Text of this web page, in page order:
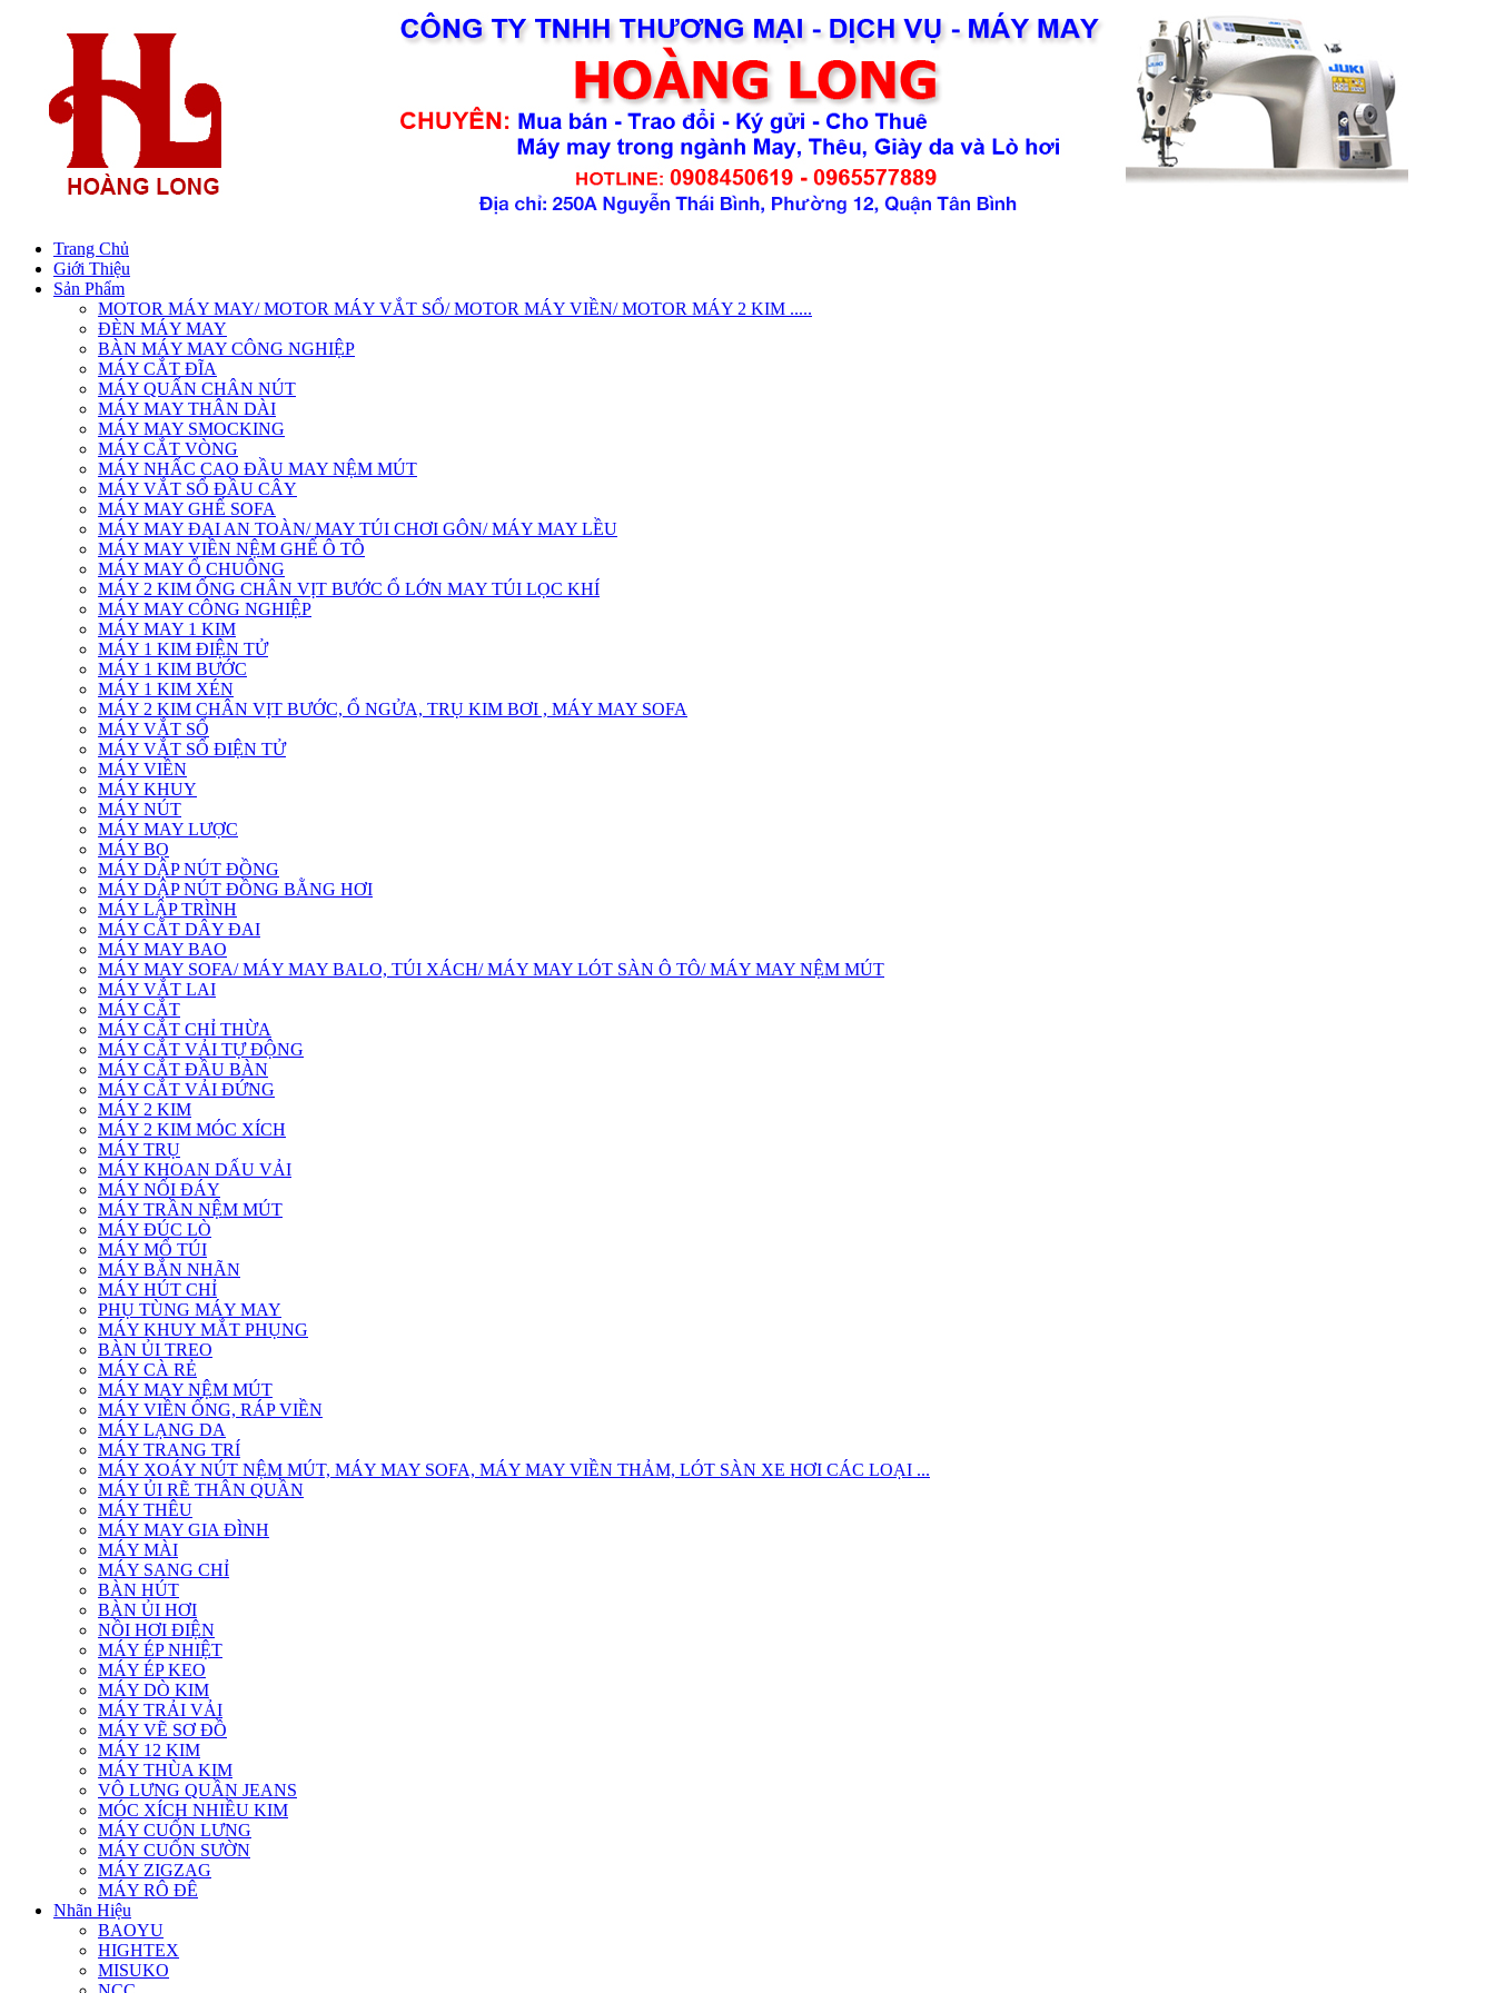
Trang Chủ
Giới Thiệu
Sản Phẩm
MOTOR MÁY MAY/ MOTOR MÁY VẮT SỔ/ MOTOR MÁY VIỀN/ MOTOR MÁY 2 KIM .....
ĐÈN MÁY MAY
BÀN MÁY MAY CÔNG NGHIỆP
MÁY CẮT ĐĨA
MÁY QUẤN CHÂN NÚT
MÁY MAY THÂN DÀI
MÁY MAY SMOCKING
MÁY CẮT VÒNG
MÁY NHẤC CAO ĐẦU MAY NỆM MÚT
MÁY VẮT SỔ ĐẦU CÂY
MÁY MAY GHẾ SOFA
MÁY MAY ĐAI AN TOÀN/ MAY TÚI CHƠI GÔN/ MÁY MAY LỀU
MÁY MAY VIỀN NỆM GHẾ Ô TÔ
MÁY MAY Ổ CHUÔNG
MÁY 2 KIM ỐNG CHÂN VỊT BƯỚC Ổ LỚN MAY TÚI LỌC KHÍ
MÁY MAY CÔNG NGHIỆP
MÁY MAY 1 KIM
MÁY 1 KIM ĐIỆN TỬ
MÁY 1 KIM BƯỚC
MÁY 1 KIM XÉN
MÁY 2 KIM CHÂN VỊT BƯỚC, Ổ NGỬA, TRỤ KIM BƠI , MÁY MAY SOFA
MÁY VẮT SỔ
MÁY VẮT SỔ ĐIỆN TỬ
MÁY VIỀN
MÁY KHUY
MÁY NÚT
MÁY MAY LƯỢC
MÁY BỌ
MÁY DẬP NÚT ĐỒNG
MÁY DẬP NÚT ĐỒNG BẰNG HƠI
MÁY LẬP TRÌNH
MÁY CẮT DÂY ĐAI
MÁY MAY BAO
MÁY MAY SOFA/ MÁY MAY BALO, TÚI XÁCH/ MÁY MAY LÓT SÀN Ô TÔ/ MÁY MAY NỆM MÚT
MÁY VẮT LAI
MÁY CẮT
MÁY CẮT CHỈ THỪA
MÁY CẮT VẢI TỰ ĐỘNG
MÁY CẮT ĐẦU BÀN
MÁY CẮT VẢI ĐỨNG
MÁY 2 KIM
MÁY 2 KIM MÓC XÍCH
MÁY TRỤ
MÁY KHOAN DẤU VẢI
MÁY NỐI ĐÁY
MÁY TRẦN NỆM MÚT
MÁY ĐÚC LÒ
MÁY MỔ TÚI
MÁY BẮN NHÃN
MÁY HÚT CHỈ
PHỤ TÙNG MÁY MAY
MÁY KHUY MẮT PHỤNG
BÀN ỦI TREO
MÁY CÀ RẺ
MÁY MAY NỆM MÚT
MÁY VIỀN ỐNG, RÁP VIỀN
MÁY LẠNG DA
MÁY TRANG TRÍ
MÁY XOÁY NÚT NỆM MÚT, MÁY MAY SOFA, MÁY MAY VIỀN THẢM, LÓT SÀN XE HƠI CÁC LOẠI ...
MÁY ỦI RẼ THÂN QUẦN
MÁY THÊU
MÁY MAY GIA ĐÌNH
MÁY MÀI
MÁY SANG CHỈ
BÀN HÚT
BÀN ỦI HƠI
NỒI HƠI ĐIỆN
MÁY ÉP NHIỆT
MÁY ÉP KEO
MÁY DÒ KIM
MÁY TRẢI VẢI
MÁY VẼ SƠ ĐỒ
MÁY 12 KIM
MÁY THÙA KIM
VÔ LƯNG QUẦN JEANS
MÓC XÍCH NHIỀU KIM
MÁY CUỐN LƯNG
MÁY CUỐN SƯỜN
MÁY ZIGZAG
MÁY RÔ ĐÊ
Nhãn Hiệu
BAOYU
HIGHTEX
MISUKO